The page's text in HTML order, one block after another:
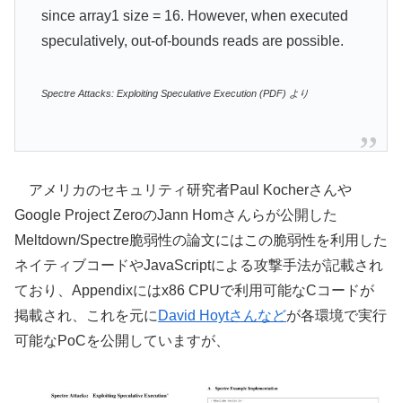
since array1 size = 16. However, when executed
speculatively, out-of-bounds reads are possible.
Spectre Attacks: Exploiting Speculative Execution (PDF) より
アメリカのセキュリティ研究者Paul Kocherさんや
Google Project ZeroのJann Homさんらが公開した
Meltdown/Spectre脆弱性の論文にはこの脆弱性を利用した
ネイティブコードやJavaScriptによる攻撃手法が記載され
ており、Appendixにはx86 CPUで利用可能なCコードが
掲載され、これを元に David Hoytさんなどが各環境で実行
可能なPoCを公開していますが、